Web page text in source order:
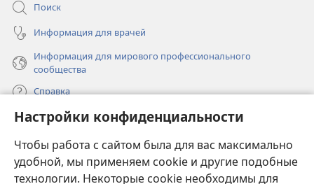
Настройки конфиденциальности
Чтобы работа с сайтом была для вас максимально
удобной, мы применяем cookie и другие подобные
технологии. Некоторые cookie необходимы для
Поиск
Информация для врачей
Информация для мирового профессионального
сообщества
Справка
Пожертвования
в
новом
окне)
ОНЛАЙН-БИБЛИОТЕКА Сторожевой башни
(открывается